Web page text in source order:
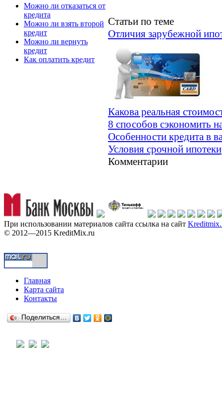
Можно ли отказаться от
кредита
Можно ли взять второй
кредит
Можно ли вернуть
кредит
Как оплатить кредит
Статьи по теме
Отличия зарубежной
Какова реальная
8 способов сэкономить
Особенности кредита в
Условия срочной ипотеки
Комментарии
При использовании материалов сайта ссылка на сайт
© 2012—2015 KreditMix.ru
Главная
Карта сайта
Контакты
Поделиться…